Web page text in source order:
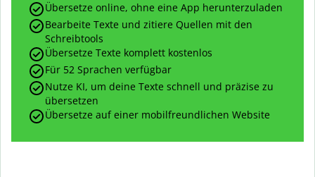
Übersetze online, ohne eine App herunterzuladen
Bearbeite Texte und zitiere Quellen mit den
Schreibtools
Übersetze Texte komplett kostenlos
Für 52 Sprachen verfügbar
Nutze KI, um deine Texte schnell und präzise zu
übersetzen
Übersetze auf einer mobilfreundlichen Website